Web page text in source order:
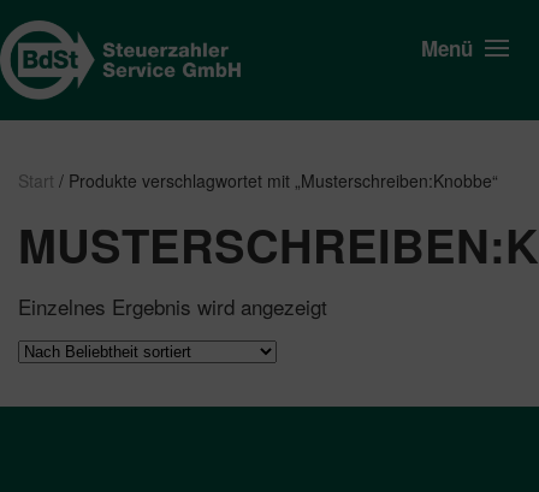
Menü
Start / Produkte verschlagwortet mit „Musterschreiben:Knobbe“
Einzelnes Ergebnis wird angezeigt